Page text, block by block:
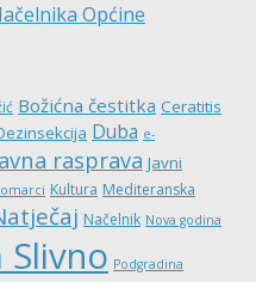
Općine
Božićna čestitka Ceratitis
Duba e-
rasprava Javni
Kultura Mediteranska
Načelnik Nova godina
Slivno Podgradina